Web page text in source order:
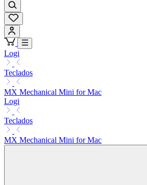
Logi
Teclados
MX Mechanical Mini for Mac
Logi
Teclados
MX Mechanical Mini for Mac